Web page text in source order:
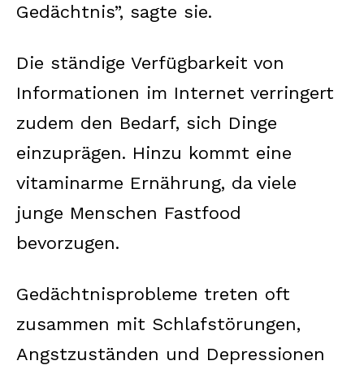
Gedächtnis”, sagte sie.
Die ständige Verfügbarkeit von
Informationen im Internet verringert
zudem den Bedarf, sich Dinge
einzuprägen. Hinzu kommt eine
vitaminarme Ernährung, da viele
junge Menschen Fastfood
bevorzugen.
Gedächtnisprobleme treten oft
zusammen mit Schlafstörungen,
Angstzuständen und Depressionen